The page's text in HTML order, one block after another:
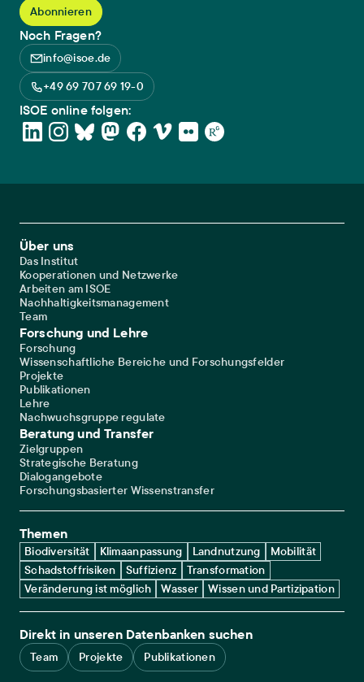
Noch Fragen?
info@isoe.de
+49 69 707 69 19-0
ISOE online folgen:
Footer Main Navigation
Über uns
Das Institut
Kooperationen und Netzwerke
Arbeiten am ISOE
Nachhaltigkeitsmanagement
Team
Forschung und Lehre
Forschung
Wissenschaftliche Bereiche und Forschungsfelder
Projekte
Publikationen
Lehre
Nachwuchsgruppe regulate
Beratung und Transfer
Zielgruppen
Strategische Beratung
Dialogangebote
Forschungsbasierter Wissenstransfer
Themen
Biodiversität Klimaanpassung Landnutzung
Mobilität
Schadstoffrisiken
Suffizienz
Transformation
Veränderung ist möglich
Wasser Wissen und Partizipation
Direkt in unseren Datenbanken suchen
Team Projekte Publikationen